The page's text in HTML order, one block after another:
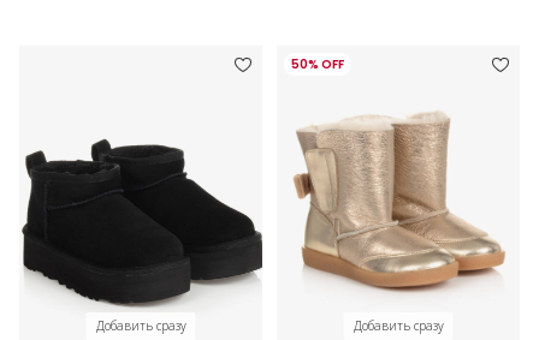
Добавить сразу
50% OFF
Добавить сразу